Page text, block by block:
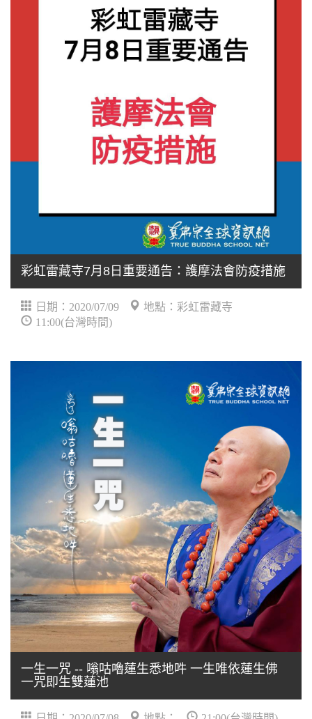
彩虹雷藏寺7月8日重要通告：護摩法會防疫措施
日期：2020/07/09
地點：彩虹雷藏寺
11:00(台灣時間)
一生一咒 -- 嗡咕嚕蓮生悉地吽 一生唯依蓮生佛
一咒即生雙蓮池